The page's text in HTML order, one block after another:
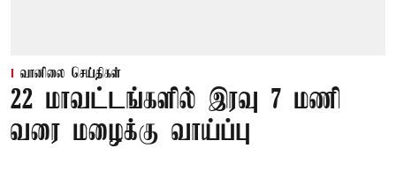
வானிலை செய்திகள்
22 மாவட்டங்களில் இரவு 7 மணி
வரை மழைக்கு வாய்ப்பு